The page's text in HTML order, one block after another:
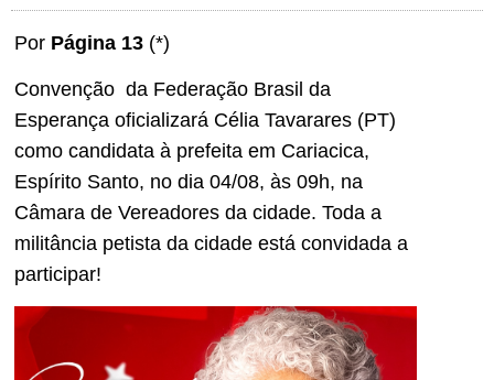
Por Página 13 (*)
Convenção da Federação Brasil da
Esperança oficializará Célia Tavarares (PT)
como candidata à prefeita em Cariacica,
Espírito Santo, no dia 04/08, às 09h, na
Câmara de Vereadores da cidade. Toda a
militância petista da cidade está convidada a
participar!